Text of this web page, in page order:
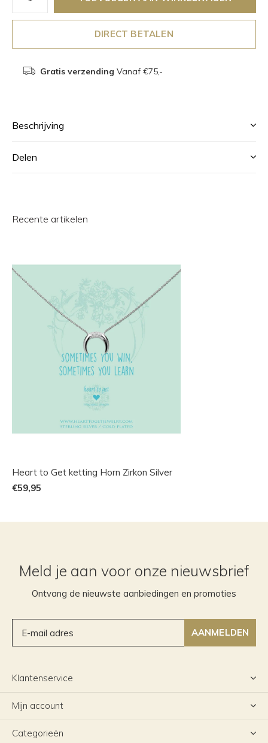
DIRECT BETALEN
Gratis verzending Vanaf €75,-
Beschrijving
Delen
Recente artikelen
Heart to Get ketting Horn Zirkon Silver
€59,95
Meld je aan voor onze nieuwsbrief
Ontvang de nieuwste aanbiedingen en promoties
AANMELDEN
Klantenservice
Mijn account
Categorieën